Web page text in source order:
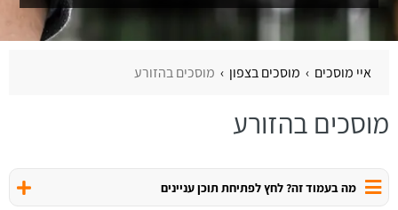
איי מוסכים מוסכים בצפון מוסכים בהזורע
מוסכים בהזורע
מה בעמוד זה? לחץ לפתיחת תוכן עניינים